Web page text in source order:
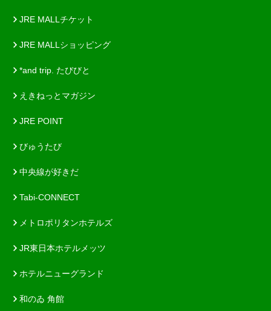
JRE MALLチケット
JRE MALLショッピング
*and trip. たびびと
えきねっとマガジン
JRE POINT
びゅうたび
中央線が好きだ
Tabi-CONNECT
メトロポリタンホテルズ
JR東日本ホテルメッツ
ホテルニューグランド
和のゐ 角館